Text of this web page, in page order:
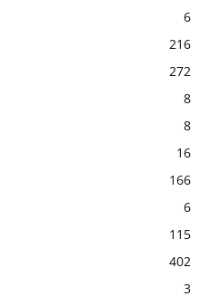
6
216
272
8
8
16
166
6
115
402
3